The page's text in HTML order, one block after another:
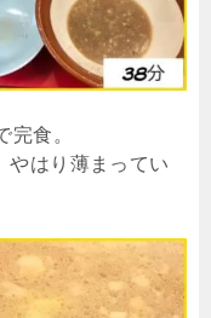
食。
やはり薄まってい